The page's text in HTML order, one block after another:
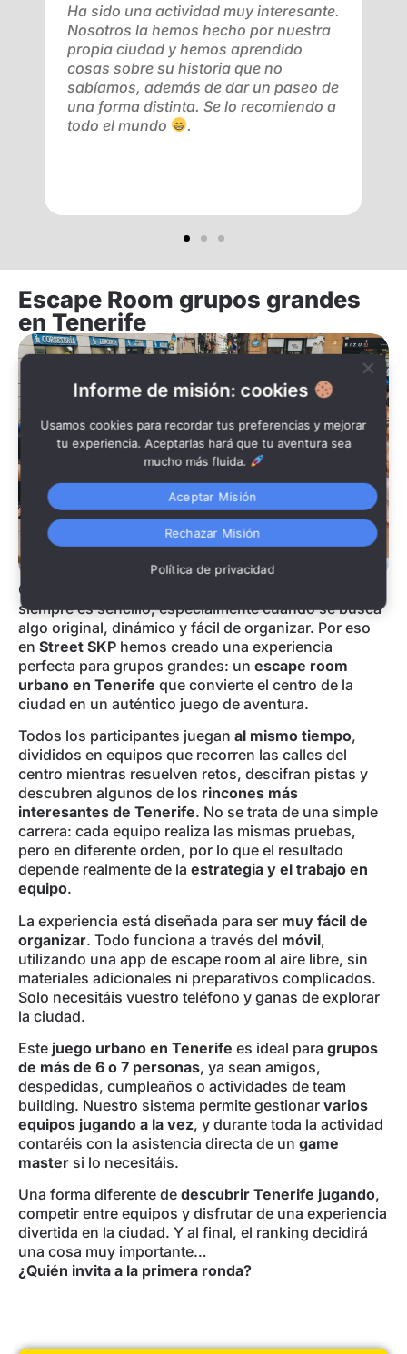
Ha sido una actividad muy interesante.
Nosotros la hemos hecho por nuestra
propia ciudad y hemos aprendido
cosas sobre su historia que no
sabíamos, además de dar un paseo de
una forma distinta. Se lo recomiendo a
todo el mundo
.
Escape Room grupos grandes
en Tenerife
Organizar una actividad para grupos en
siempre es sencillo, especialmente cuando se busca
algo original, dinámico y fácil de organizar. Por eso
en Street SKP hemos creado una experiencia
perfecta para grupos grandes: un escape room
urbano en Tenerife que convierte el centro de la
ciudad en un auténtico juego de aventura.
Todos los participantes juegan al mismo tiempo,
divididos en equipos que recorren las calles del
centro mientras resuelven retos, descifran pistas y
descubren algunos de los rincones más
interesantes de Tenerife. No se trata de una simple
carrera: cada equipo realiza las mismas pruebas,
pero en diferente orden, por lo que el resultado
depende realmente de la estrategia y el trabajo en
equipo.
La experiencia está diseñada para ser muy fácil de
organizar. Todo funciona a través del móvil,
utilizando una app de escape room al aire libre, sin
materiales adicionales ni preparativos complicados.
Solo necesitáis vuestro teléfono y ganas de explorar
la ciudad.
Este juego urbano en Tenerife es ideal para grupos
de más de 6 o 7 personas, ya sean amigos,
despedidas, cumpleaños o actividades de team
building. Nuestro sistema permite gestionar varios
equipos jugando a la vez, y durante toda la actividad
contaréis con la asistencia directa de un game
master si lo necesitáis.
Una forma diferente de descubrir Tenerife jugando,
competir entre equipos y disfrutar de una experiencia
divertida en la ciudad. Y al final, el ranking decidirá
una cosa muy importante…
¿Quién invita a la primera ronda?
Informe de misión: cookies
Usamos cookies para recordar tus preferencias y mejorar
tu experiencia. Aceptarlas hará que tu aventura sea
mucho más fluida.
Aceptar Misión
Rechazar Misión
Política de privacidad